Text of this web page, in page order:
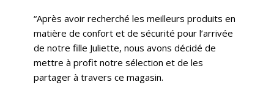
“Après avoir recherché les meilleurs produits en
matière de confort et de sécurité pour l’arrivée
de notre fille Juliette, nous avons décidé de
mettre à profit notre sélection et de les
partager à travers ce magasin.